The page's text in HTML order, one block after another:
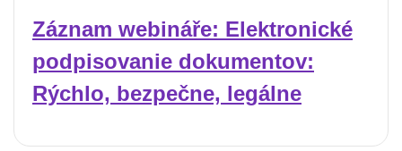
Záznam webináře: Elektronické
podpisovanie dokumentov:
Rýchlo, bezpečne, legálne